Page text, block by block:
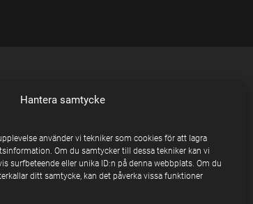
Hantera samtycke
använder vi tekniker som cookies för att lagra
Om du samtycker till dessa tekniker kan vi
surfbeteende eller unika ID:n på denna webbplats. Om du
ditt samtycke, kan det påverka vissa funktioner